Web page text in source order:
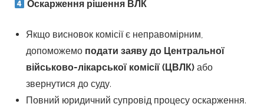
Оскарження рішення ВЛК
Якщо висновок комісії є неправомірним,
допоможемо подати заяву до Центральної
військово-лікарської комісії (ЦВЛК) або
звернутися до суду.
Повний юридичний супровід процесу оскарження.